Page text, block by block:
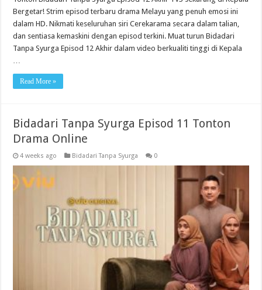
Bergetar! Strim episod terbaru drama Melayu yang penuh emosi ini
dalam HD. Nikmati keseluruhan siri Cerekarama secara dalam talian,
dan sentiasa kemaskini dengan episod terkini. Muat turun Bidadari
Tanpa Syurga Episod 12 Akhir dalam video berkualiti tinggi di Kepala
Read More »
Bidadari Tanpa Syurga Episod 11 Tonton
Drama Online
4 weeks ago Bidadari Tanpa Syurga 0